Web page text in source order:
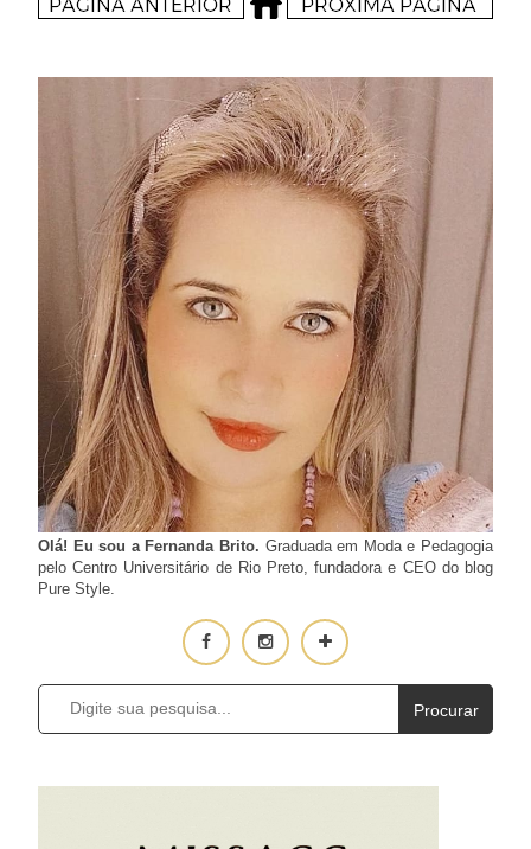
Olá! Eu sou a Fernanda Brito. Graduada em Moda e Pedagogia
pelo Centro Universitário de Rio Preto, fundadora e CEO do blog
Pure Style.
Procurar